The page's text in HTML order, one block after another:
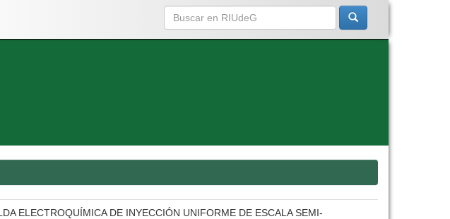
ELECTROQUÍMICA DE INYECCIÓN UNIFORME DE ESCALA SEMI-